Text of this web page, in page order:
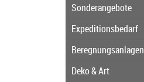
Sonderangebote
Expeditionsbedarf
Beregnungsanlagen
Deko & Art